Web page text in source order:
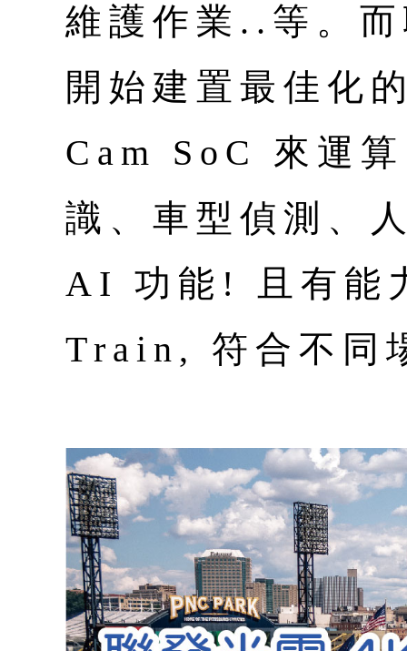
維護作業..等。
開始建置最佳化
Cam SoC 來運
識、車型偵測、
AI 功能! 且有能
Train, 符合不同